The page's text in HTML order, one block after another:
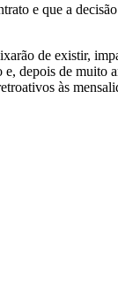
e que a
de existir,
depois de muito
às